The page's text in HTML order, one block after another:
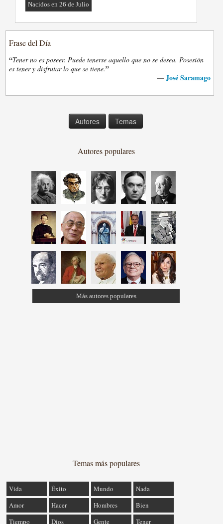
Nacidos en 26 de Julio
Frase del Día
“Tener no es poseer. Puede tenerse aquello que no se desea. Posesión
es tener y disfrutar lo que se tiene.”
— José Saramago
Autores Temas
Autores populares
Más autores populares
Temas más populares
Vida Éxito Mundo
Nada
Amor
Hacer Hombres
Bien
Tiempo
Dios Gente Tener